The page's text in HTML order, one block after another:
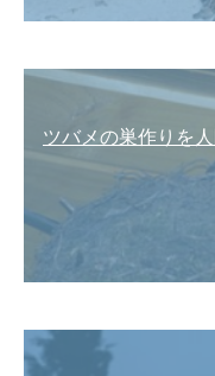
ツバメの巣作りを